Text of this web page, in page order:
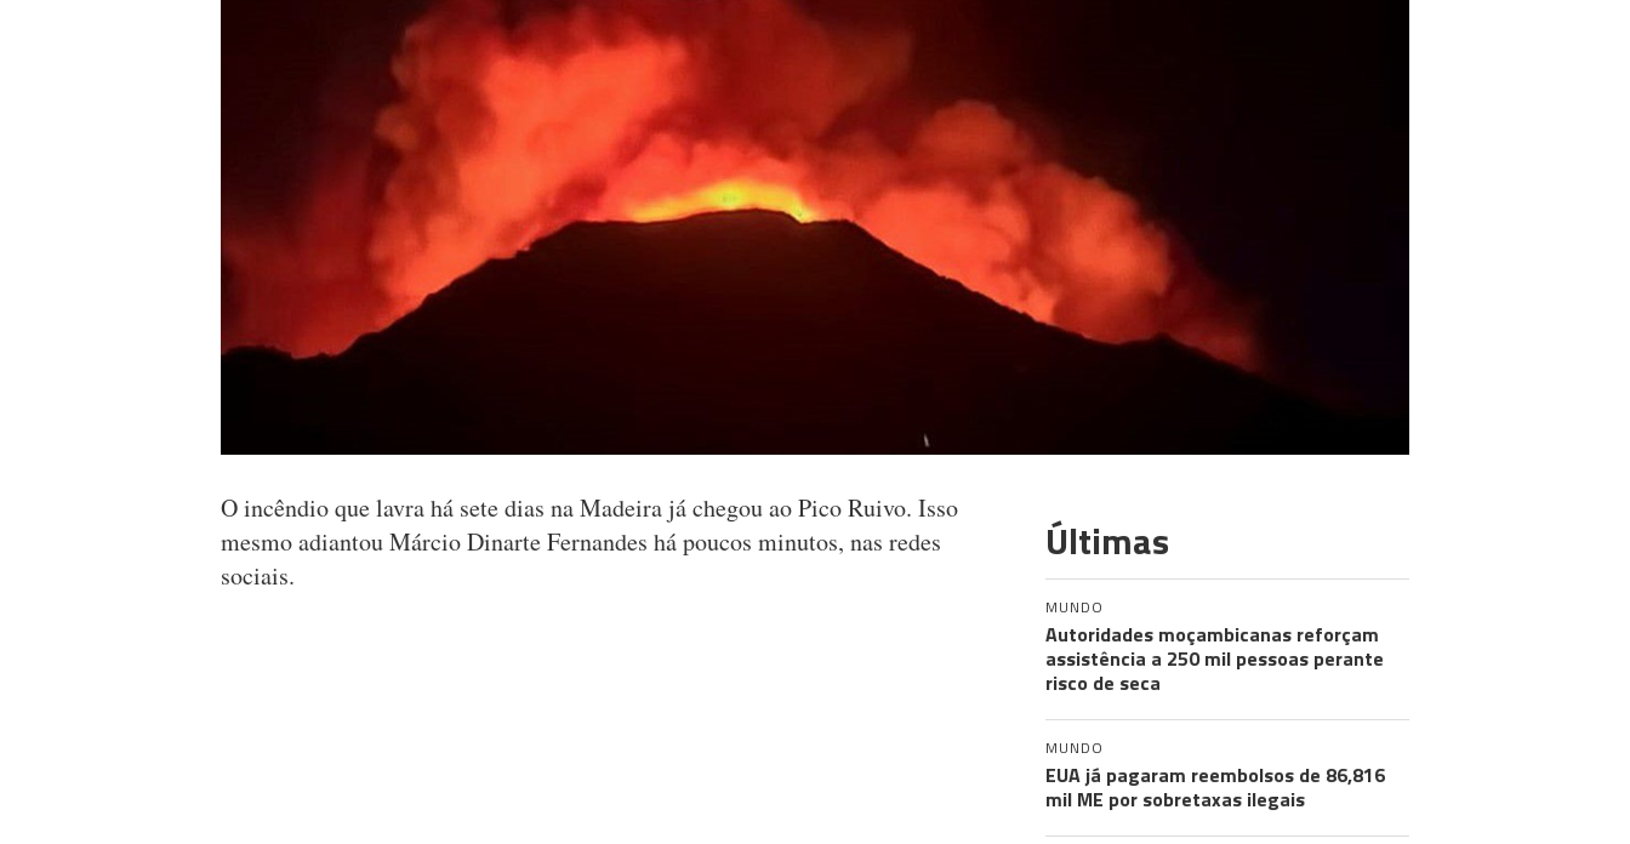
O incêndio que lavra há sete dias na Madeira já chegou ao Pico Ruivo. Isso
mesmo adiantou Márcio Dinarte Fernandes há poucos minutos, nas redes
sociais.
Últimas
MUNDO
Autoridades moçambicanas reforçam
assistência a 250 mil pessoas perante
risco de seca
MUNDO
EUA já pagaram reembolsos de 86,816
mil ME por sobretaxas ilegais